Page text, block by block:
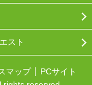
スト
マップ
PCサイト